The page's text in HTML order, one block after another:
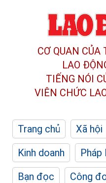
CƠ QUAN
LAO
TIẾNG NÓI
VIÊN CHỨC
Trang chủ Xã hội
Kinh doanh
Pháp
Bạn đọc
Công